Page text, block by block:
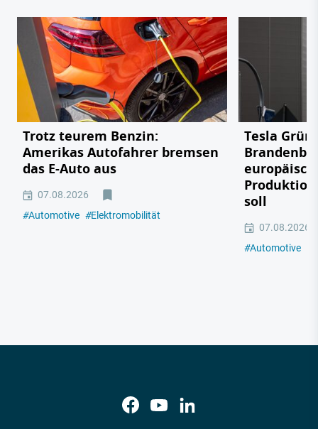
Trotz teurem Benzin:
Amerikas Autofahrer bremsen
das E-Auto aus
07.08.2026
#Automotive #Elektromobilität
Tesla
soll
07.08.2026
#Automotive